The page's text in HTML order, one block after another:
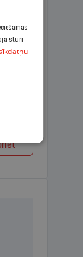
stūrī